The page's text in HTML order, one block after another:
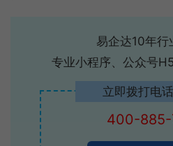
易企达10年行
专业小程序、公众号
立即拨打电
400-